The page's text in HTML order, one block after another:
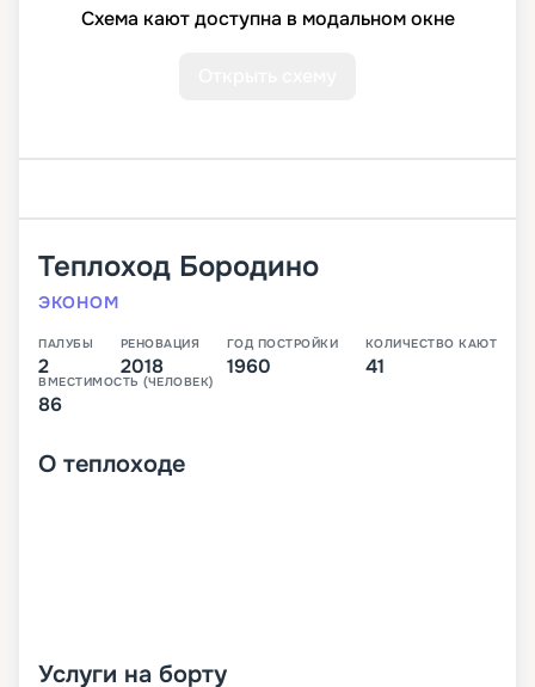
Схема кают доступна в модальном окне
Теплоход Бородино
ЭКОНОМ
ПАЛУБЫ
2
РЕНОВАЦИЯ
2018
ГОД ПОСТРОЙКИ
1960
КОЛИЧЕСТВО КАЮТ
41
ВМЕСТИМОСТЬ (ЧЕЛОВЕК)
86
О теплоходе
Услуги на борту